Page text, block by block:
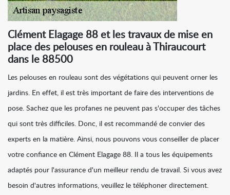
Clément Elagage 88 et les travaux de mise en
place des pelouses en rouleau à Thiraucourt
dans le 88500
Les pelouses en rouleau sont des végétations qui peuvent orner les
jardins. En effet, il est très important de faire des interventions de
pose. Sachez que les profanes ne peuvent pas s'occuper des tâches
qui sont très difficiles. Donc, il est recommandé de convier des
experts en la matière. Ainsi, nous pouvons vous conseiller de placer
votre confiance en Clément Elagage 88. Il a tous les équipements
adaptés pour l'assurance d'un meilleur rendu de travail. Si vous avez
besoin d'autres informations, veuillez le téléphoner directement.